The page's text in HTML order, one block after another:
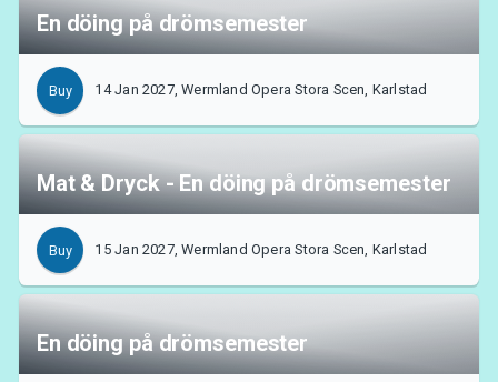
En döing på drömsemester
Buy 14 Jan 2027, Wermland Opera Stora Scen, Karlstad
Mat & Dryck - En döing på drömsemester
Buy 15 Jan 2027, Wermland Opera Stora Scen, Karlstad
En döing på drömsemester